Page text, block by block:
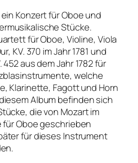
Konzert für Oboe und
Stücke.
für Oboe, Violine, Viola
KV. 370 im Jahr 1781 und
aus dem Jahr 1782 für
welche
Klarinette, Fagott und Horn
Album befinden sich
die von Mozart im
für Oboe geschrieben
für dieses Instrument